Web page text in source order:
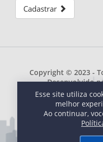
Esse site utiliza
melhor
Ao continuar,
Cadastrar
Copyright © 2023 -
Desenvolvido